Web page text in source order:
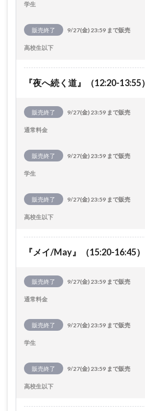
学生
販売終了 9/27(金) 23:59 まで販売
高校生以下
『夜へ続く道』（12:20-13:55）
販売終了 9/27(金) 23:59 まで販売
通常料金
販売終了 9/27(金) 23:59 まで販売
学生
販売終了 9/27(金) 23:59 まで販売
高校生以下
『メイ/May』（15:20-16:45）
販売終了 9/27(金) 23:59 まで販売
通常料金
販売終了 9/27(金) 23:59 まで販売
学生
販売終了 9/27(金) 23:59 まで販売
高校生以下